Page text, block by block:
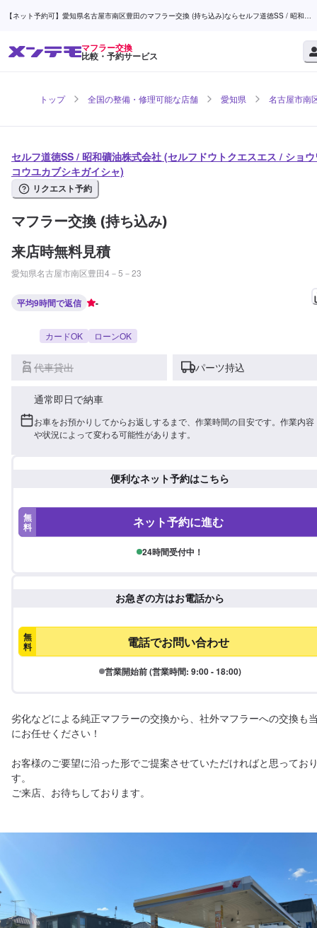
【ネット予約可】愛知県名古屋市南区豊田のマフラー交換 (持ち込み)ならセルフ道徳SS / 昭和礦
マフラー交換
比較・予約サービス
トップ 全国の整備・修理可能な店舗 愛知県 名古屋市南
セルフ道徳SS / 昭和礦油株式会社 (セルフドウトクエスエス / ショ
コウユカブシキガイシャ)
リクエスト予約
マフラー交換 (持ち込み)
来店時無料見積
愛知県名古屋市南区豊田4－5－23
平均9時間で返信 -
カードOK ローンOK
代車貸出 パーツ持込
通常即日で納車
お車をお預かりしてからお返しするまで、作業時間の目安です。作業内容
や状況によって変わる可能性があります。
便利なネット予約はこちら
無
料 ネット予約に進む
24時間受付中！
お急ぎの方はお電話から
無
料 電話でお問い合わせ
営業開始前 (営業時間: 9:00 - 18:00)
劣化などによる純正マフラーの交換から、社外マフラーへの交換も
にお任せください！
お客様のご要望に沿った形でご提案させていただければと思ってお
す。
ご来店、お待ちしております。